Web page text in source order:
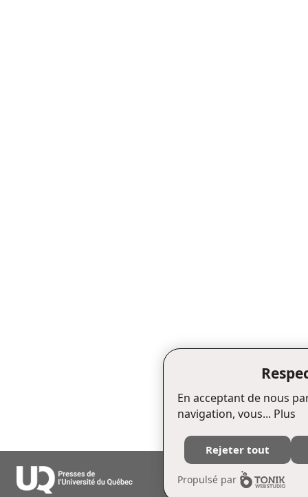
Édifice Fleurie, 480, de La Chapelle,
Tél. : (418) 657-4399 Téléc. : (418)
En acceptant de nous
navigation, vous... Plus
Rejeter tout
Propulsé par